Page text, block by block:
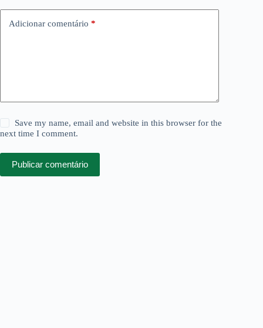
Adicionar comentário *
Save my name, email and website in this browser for the
next time I comment.
Publicar comentário